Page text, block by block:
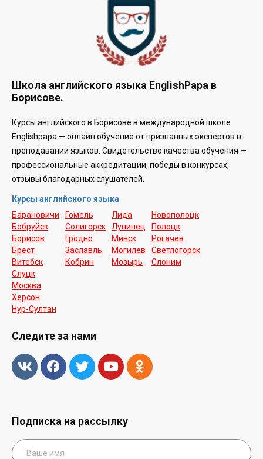
Школа английского языка EnglishPapa в
Борисове.
Курсы английского в Борисове в международной школе
Englishpapa — онлайн обучение от признанных экспертов в
преподавании языков. Свидетельство качества обучения —
профессиональные аккредитации, победы в конкурсах,
отзывы благодарных слушателей.
Курсы английского языка
Барановичи
Бобруйск
Борисов
Брест
Витебск
Гомель
Солигорск
Гродно
Заславль
Кобрин
Лида
Лунинец
Минск
Могилев
Мозырь
Новополоцк
Полоцк
Рогачев
Светлогорск
Слоним
Слуцк
Москва
Херсон
Нур-Cултан
Следите за нами
Подписка на рассылку